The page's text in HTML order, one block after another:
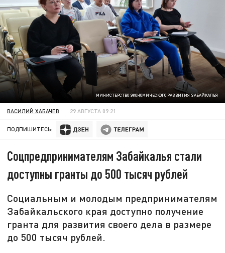
МИНИСТЕРСТВО ЭКОНОМИЧЕСКОГО РАЗВИТИЯ ЗАБАЙКАЛЬЯ
ВАСИЛИЙ ХАБАЧЕВ 29 АВГУСТА 09:21
ПОДПИШИТЕСЬ:
Соцпредпринимателям Забайкалья стали
доступны гранты до 500 тысяч рублей
Социальным и молодым предпринимателям
Забайкальского края доступно получение
гранта для развития своего дела в размере
до 500 тысяч рублей.